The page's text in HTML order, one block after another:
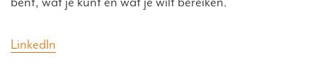
LinkedIn